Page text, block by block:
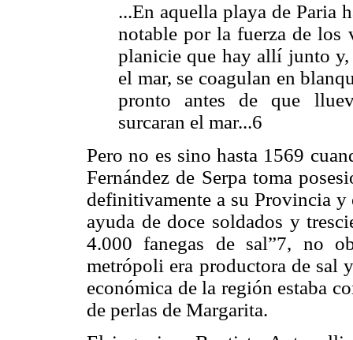
...En aquella playa de Paria
notable por la fuerza de los
planicie que hay allí junto
el mar, se coagulan en
pronto antes de que
surcaran el mar...6
Pero no es sino hasta 1569
Fernández de Serpa toma
definitivamente a su Provincia y
ayuda de doce soldados y
4.000 fanegas de sal”7, no
metrópoli era productora de sal
económica de la región estaba
de perlas de Margarita.